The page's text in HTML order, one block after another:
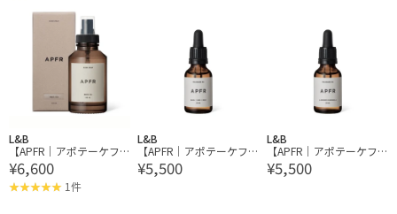
L&B
【APFR｜アポテーケフ
レグランス】ROOM SPR
AY ルームスプレー
¥6,600
1件
L&B
【APFR｜アポテーケフ
レグランス】FRAGRANC
E OIL フレグランスオイ
¥5,500
L&B
【APFR｜アポテーケフ
レグランス】FRAGRANC
E OIL フレグランスオイ
¥5,500